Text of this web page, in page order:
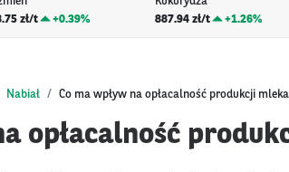
zł/t
+0.39%
887.94 zł/t
+1.26%
Nabiał Co ma wpływ na opłacalność produkcji
opłacalność